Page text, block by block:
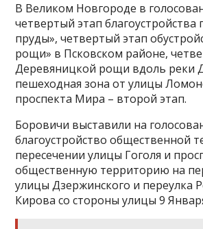
В Великом Новгороде в
четвертый этап благоустройства
пруды», четвертый этап
рощи» в Псковском районе,
Деревяницкой рощи вдоль реки
пешеходная зона от улицы
проспекта Мира – второй этап.
Боровичи выставили на
благоустройство общественной
пересечении улицы Гоголя и
общественную территорию на
улицы Дзержинского и переулка
Кирова со стороны улицы 9